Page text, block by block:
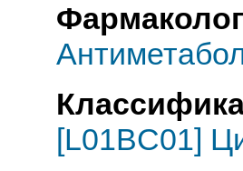
[L01BC01]